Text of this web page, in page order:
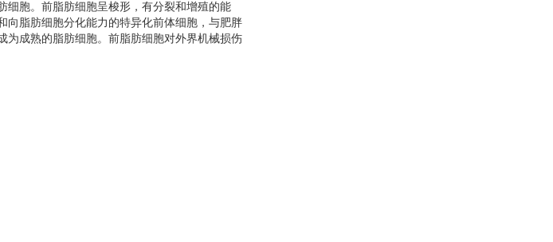
细胞。前脂肪细胞呈梭形，有分裂和增殖的能
向脂肪细胞分化能力的特异化前体细胞，与肥胖
为成熟的脂肪细胞。前脂肪细胞对外界机械损伤